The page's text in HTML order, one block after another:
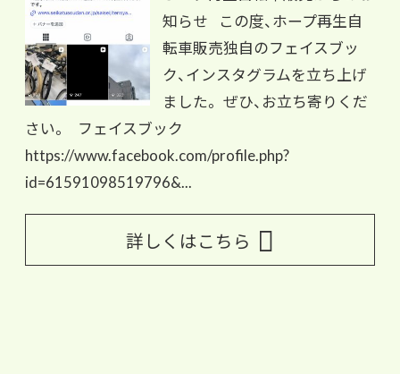
知らせ この度、ホープ再生自
転車販売独自のフェイスブッ
ク、インスタグラムを立ち上げ
ました。 ぜひ、お立ち寄りくだ
さい。 フェイスブック
https://www.facebook.com/profile.php?
id=61591098519796&...
詳しくはこちら